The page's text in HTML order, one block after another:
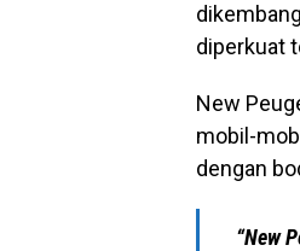
diperkuat
New
mobil-
dengan
“New